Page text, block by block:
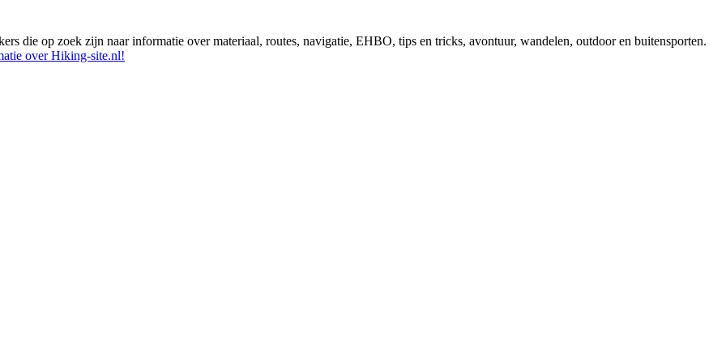
die op zoek zijn naar informatie over materiaal, routes, navigatie, EHBO, tips en tricks, avontuur, wandelen, outdoor en buitensporten.
over Hiking-site.nl!